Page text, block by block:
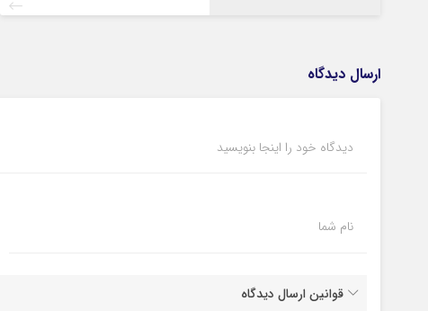
ارسال دیدگاه
دیدگاه خود را اینجا بنویسید
نام شما
قوانین ارسال دیدگاه